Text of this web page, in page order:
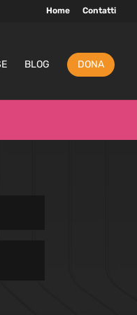
Home Contatti
BLOG DONA